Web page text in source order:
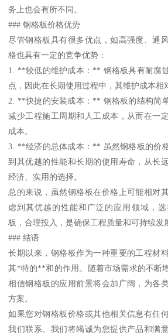
务上也会有所不同。
### 钢格板价格优势
尽管钢格板具有很多优点，如高强度、通
格也具有一定的竞争优势：
1. **较低的维护成本：** 钢格板具有耐腐
点，因此在长期使用过程中，其维护成本相
2. **快捷的安装成本：** 钢格板的结构简
减少工程施工周期和人工成本，从而在一
成本。
3. **经济的总体成本：** 虽然钢格板的价
到其优越的性能和长期的使用寿命，从长
经济、实用的选择。
总的来说，虽然钢格板在价格上可能相对
虑到其优越的性能和广泛的应用领域，
板，合理投入，是确保工程质量和可持续发
### 结语
长期以来，钢格板作为一种重要的工程材
其*特的**和的作用。随着市场需求的不断
相信钢格板的应用前景将会加广阔，为各
方案。
如果您对钢格板价格或其他相关信息有任
我们联系。我们将竭诚为您提供产品和满